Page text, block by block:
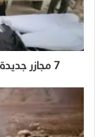
7 مجازر جديدة في غزة ترفع حصيلة الشهداء إلى 32916